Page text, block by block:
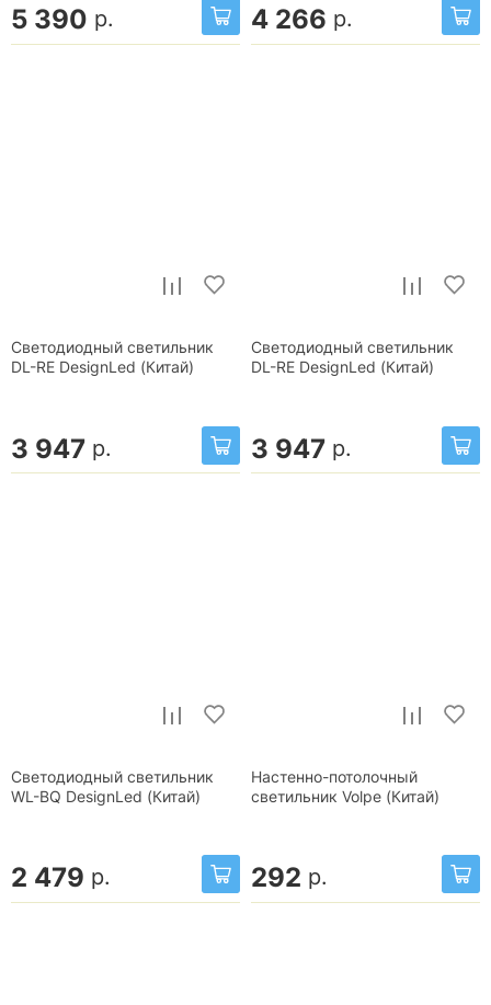
5 390 р. 4 266 р.
Светодиодный светильник
DL-RE DesignLed (Китай)
3 947 р.
Светодиодный светильник
DL-RE DesignLed (Китай)
3 947 р.
Светодиодный светильник
WL-BQ DesignLed (Китай)
2 479 р.
Настенно-потолочный
светильник Volpe (Китай)
292 р.